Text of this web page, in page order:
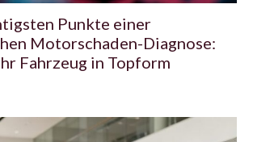
Punkte einer
Motorschaden-Diagnose:
Fahrzeug in Topform